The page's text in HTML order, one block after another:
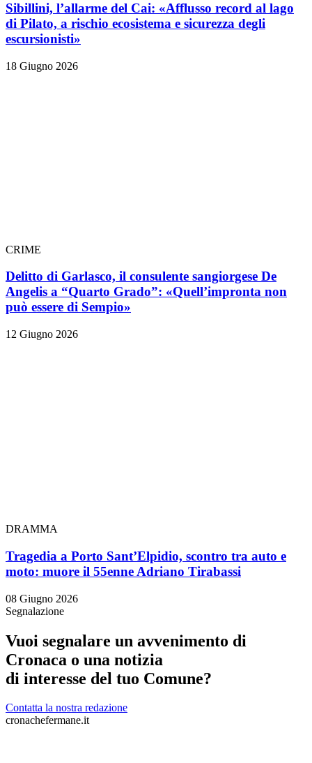
Sibillini, l’allarme del Cai: «Afflusso record al lago
di Pilato, a rischio ecosistema e sicurezza degli
escursionisti»
18 Giugno 2026
CRIME
Delitto di Garlasco, il consulente sangiorgese De
Angelis a “Quarto Grado”: «Quell’impronta non
può essere di Sempio»
12 Giugno 2026
DRAMMA
Tragedia a Porto Sant’Elpidio, scontro tra auto e
moto: muore il 55enne Adriano Tirabassi
08 Giugno 2026
Segnalazione
Vuoi segnalare un avvenimento di
Cronaca o una notizia
di interesse del tuo Comune?
Contatta la nostra redazione
cronachefermane.it